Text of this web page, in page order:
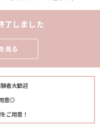
了しました
見る
者大歓迎
意◎
ご用意！